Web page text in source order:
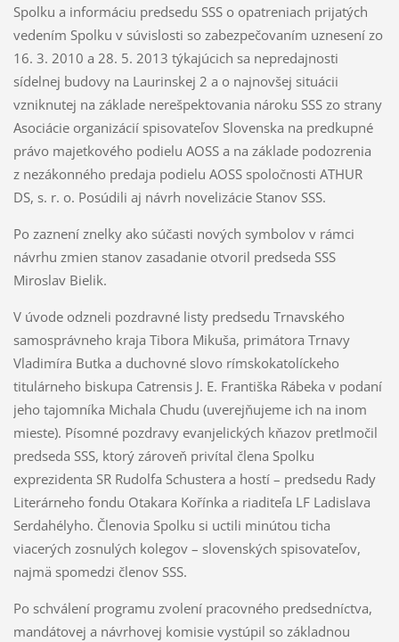
Spolku a informáciu predsedu SSS o opatreniach prijatých
vedením Spolku v súvislosti so zabezpečovaním uznesení zo
16. 3. 2010 a 28. 5. 2013 týkajúcich sa nepredajnosti
sídelnej budovy na Laurinskej 2 a o najnovšej situácii
vzniknutej na základe nerešpektovania nároku SSS zo strany
Asociácie organizácií spisovateľov Slovenska na predkupné
právo majetkového podielu AOSS a na základe podozrenia
z nezákonného predaja podielu AOSS spoločnosti ATHUR
DS, s. r. o. Posúdili aj návrh novelizácie Stanov SSS.
Po zaznení znelky ako súčasti nových symbolov v rámci
návrhu zmien stanov zasadanie otvoril predseda SSS
Miroslav Bielik.
V úvode odzneli pozdravné listy predsedu Trnavského
samosprávneho kraja Tibora Mikuša, primátora Trnavy
Vladimíra Butka a duchovné slovo rímskokatolíckeho
titulárneho biskupa Catrensis J. E. Františka Rábeka v podaní
jeho tajomníka Michala Chudu (uverejňujeme ich na inom
mieste). Písomné pozdravy evanjelických kňazov pretlmočil
predseda SSS, ktorý zároveň privítal člena Spolku
exprezidenta SR Rudolfa Schustera a hostí – predsedu Rady
Literárneho fondu Otakara Kořínka a riaditeľa LF Ladislava
Serdahélyho. Členovia Spolku si uctili minútou ticha
viacerých zosnulých kolegov – slovenských spisovateľov,
najmä spomedzi členov SSS.
Po schválení programu zvolení pracovného predsedníctva,
mandátovej a návrhovej komisie vystúpil so základnou